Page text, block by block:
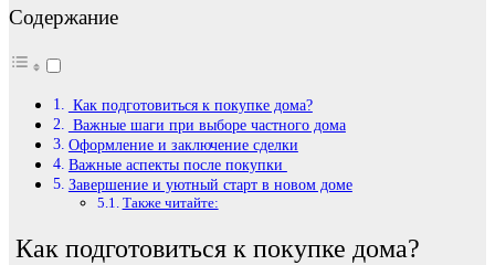
Содержание
Как подготовиться к покупке дома?
Важные шаги при выборе частного дома
Оформление и заключение сделки
Важные аспекты после покупки
Завершение и уютный старт в новом доме
Также читайте:
Как подготовиться к покупке дома?